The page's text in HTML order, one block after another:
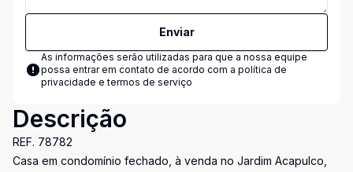
Enviar
As informações serão utilizadas para que a nossa equipe
possa entrar em contato de acordo com a política de
privacidade e termos de serviço
Descrição
REF. 78782
Casa em condomínio fechado, à venda no Jardim Acapulco,